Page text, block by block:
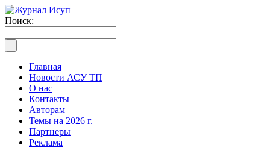
Поиск:
Главная
Новости АСУ ТП
О нас
Контакты
Авторам
Темы на 2026 г.
Партнеры
Реклама